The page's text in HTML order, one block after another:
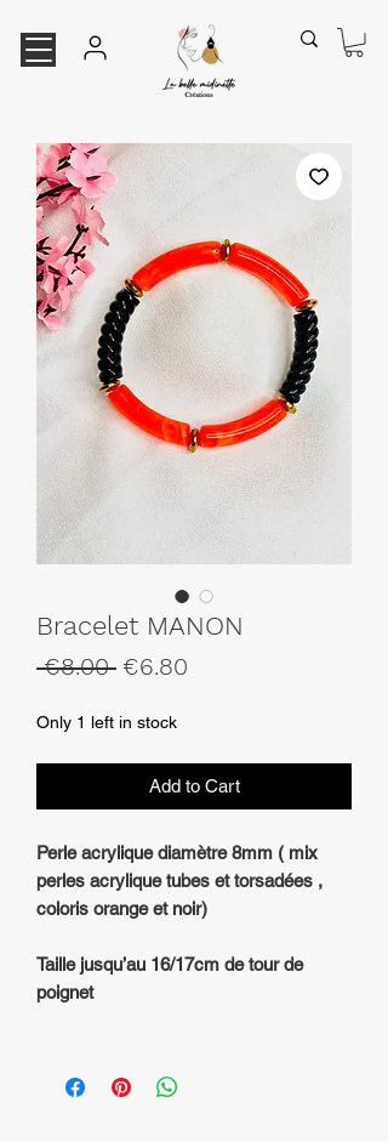
Bracelet MANON
€8.00 Regular
€6.80
Only 1 left in stock
Add to Cart
Perle acrylique diamètre 8mm ( mix
perles acrylique tubes et torsadées ,
coloris orange et noir)
Taille jusqu’au 16/17cm de tour de
poignet